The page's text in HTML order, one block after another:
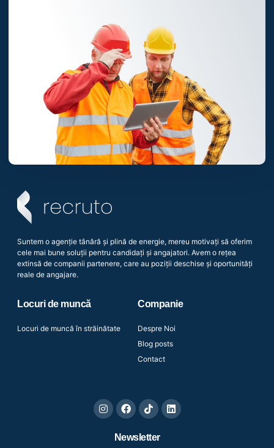
Suntem o agenție tânără și plină de energie, mereu motivați să oferim
cele mai bune soluții pentru candidați și angajatori. Avem o rețea
extinsă de companii partenere, care au poziții deschise și oportunități
reale de angajare.
Locuri de muncă
Locuri de muncă în străinătate
Companie
Despre Noi
Blog posts
Contact
Newsletter